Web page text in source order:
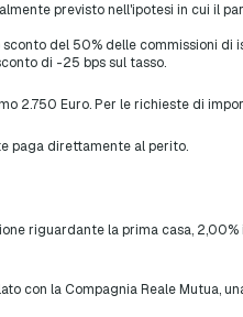
previsto nell'ipotesi in cui il
del 50% delle commissioni di
di -25 bps sul tasso.
2.750 Euro. Per le richieste di
paga direttamente al perito.
riguardante la prima casa,
con la Compagnia Reale Mutua,